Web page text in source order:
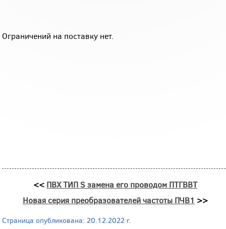
Ограничений на поставку нет.
<< ПВХ ТИП S замена его проводом ПТГВВТ
Новая серия преобразователей частоты ПЧВ1 >>
Страница опубликована: 20.12.2022 г.